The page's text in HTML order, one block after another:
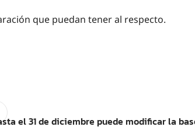
que puedan tener al respecto.
el 31 de diciembre puede modificar la